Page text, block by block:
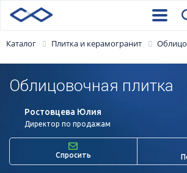
Каталог Плитка и керамогранит
Облицовочная плитка
Ростовцева Юлия
Директор по продажам
Спросить